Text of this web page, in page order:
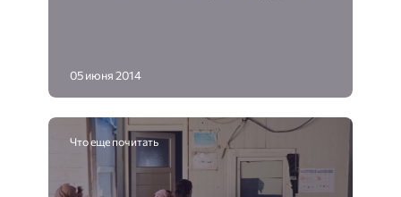
05 июня 2014
Что еще почитать